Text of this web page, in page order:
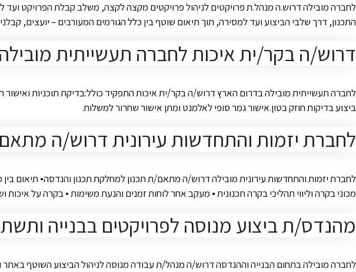
לחברה מובילה דרוש.ה מנהל.ת פרויקטים לניהול פרויקטים מקצה לקצה, משלב קבלת הפרויקט
התכנון, דרך שלבי הביצוע ועד למסירה, תוך תיאום שוטף בין כלל הגורמים המעורבים – יועצים,
דרוש/ה בקר/ית איכות לחברה תעשייתית מובילה
לחברה תעשייתית מובילה בדרום הארץ דרוש/ה בקר/ית איכות התפקיד כולל:בדיקת תוכניות ואישור
ביצוע בדיקות חוזק בטון.אישור גמר סופי לאלמנט ומתן אישור שחרור למשלוח.
לחברת יזמות והתחדשות עירונית דרוש/ה
לחברת יזמות והתחדשות עירונית מובילה דרוש/ה מתאם/ת תכנון למחלקת תכנון והנדסה• תיאום בין
מכוני בקרה וליווי תהליכי בקרה תכנונית • מעקב אחר לוחות זמנים והנעת משימות • בקרה על
מהנדס/ת ביצוע מנוסה לפרויקטים בבנייה
לחברה מובילה בתחום הבנייה וההנדסה דרוש/ה מנהל/ת עבודה מנוסה לניהול הביצוע השוטף באתר